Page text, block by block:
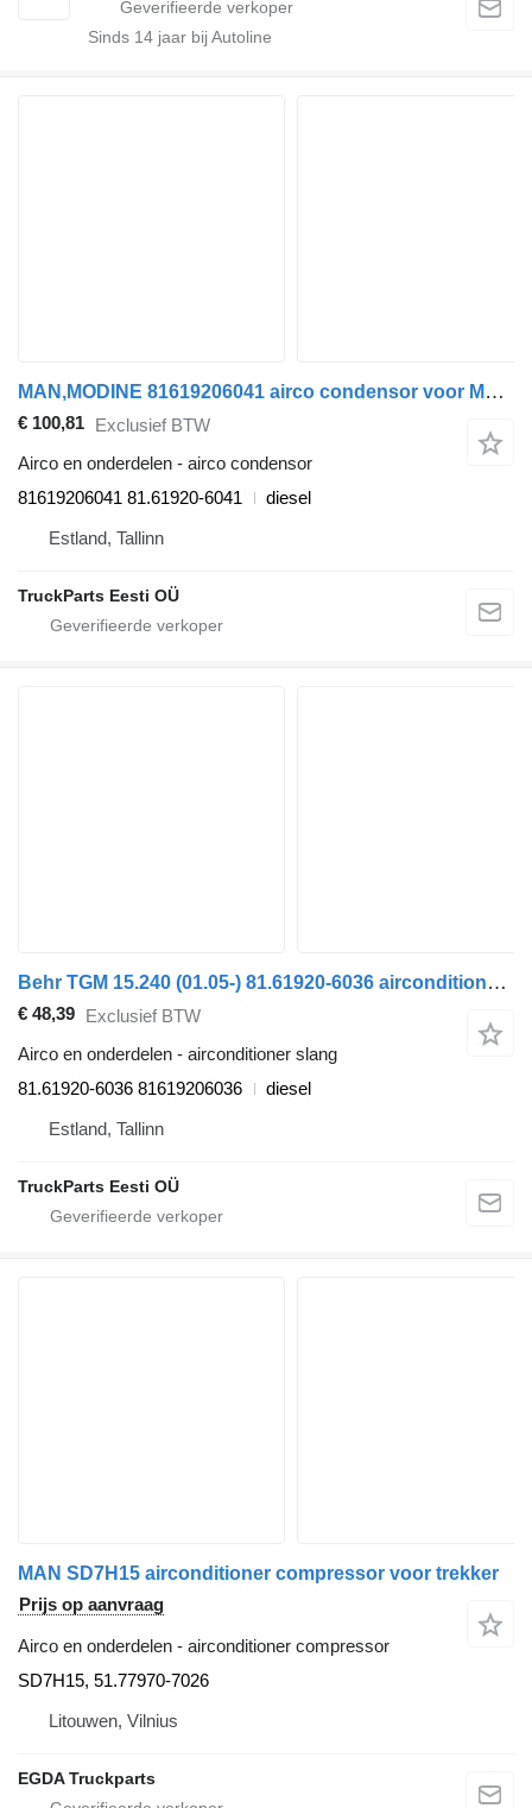
Sinds 14 jaar bij Autoline
MAN,MODINE 81619206041 airco condensor voor MAN TGS (01.07-12.21) trekker
€ 100,81 Exclusief BTW
Airco en onderdelen - airco condensor
81619206041 81.61920-6041
diesel
Estland, Tallinn
TruckParts Eesti OÜ
Behr TGM 15.240 (01.05-) 81.61920-6036 airconditioner slang voor MAN TGL, TGM, TGS, TGX (2005-2021) trekker
€ 48,39 Exclusief BTW
Airco en onderdelen - airconditioner slang
81.61920-6036 81619206036
diesel
Estland, Tallinn
TruckParts Eesti OÜ
MAN SD7H15 airconditioner compressor voor trekker
Prijs op aanvraag
Airco en onderdelen - airconditioner compressor
SD7H15, 51.77970-7026
Litouwen, Vilnius
EGDA Truckparts